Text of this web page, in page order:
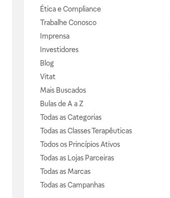
Ética e Compliance
Trabalhe Conosco
Imprensa
Investidores
Blog
Vitat
Mais Buscados
Bulas de A a Z
Todas as Categorias
Todas as Classes Terapêuticas
Todos os Princípios Ativos
Todas as Lojas Parceiras
Todas as Marcas
Todas as Campanhas